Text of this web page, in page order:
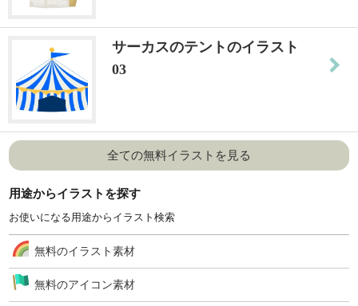
サーカスのテントのイラスト
03
全ての無料イラストを見る
用途からイラストを探す
お使いになる用途からイラスト検索
無料のイラスト素材
無料のアイコン素材